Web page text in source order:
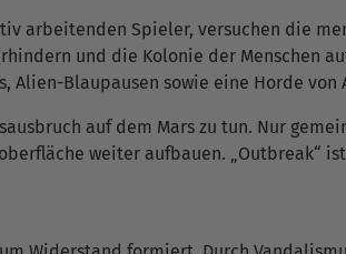
arbeitenden Spieler, versuchen die
und die Kolonie der Menschen
Alien-Blaupausen sowie eine Horde von
auf dem Mars zu tun. Nur
weiter aufbauen. „Outbreak“